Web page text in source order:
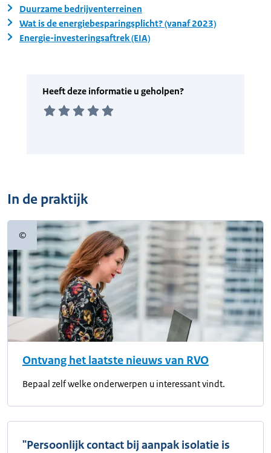
Duurzame bedrijventerreinen
Wat is de energiebesparingsplicht? (vanaf 2023)
Energie-investeringsaftrek (EIA)
In de praktijk
©Copyrightinformatie
Ontvang het laatste nieuws van RVO
Bepaal zelf welke onderwerpen u interessant vindt.
"Persoonlijk contact bij aanpak isolatie is